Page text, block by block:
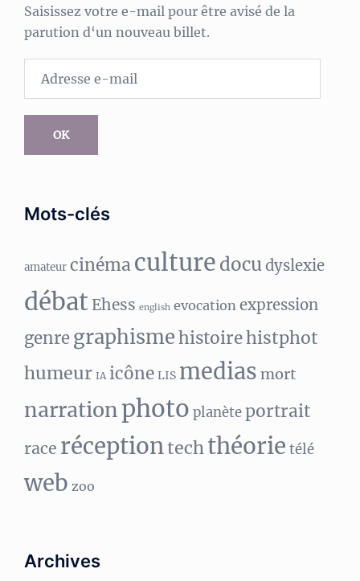
Saisissez votre e-mail pour être avisé de la
parution d‘un nouveau billet.
OK
Mots-clés
amateur cinémaculture docudyslexie
débat Ehess english evocation expression
genregraphismehistoirehistphot
humeur IA icône LIS medias mort
narrationphoto planèteportrait
race réceptiontechthéorie télé
web zoo
Archives